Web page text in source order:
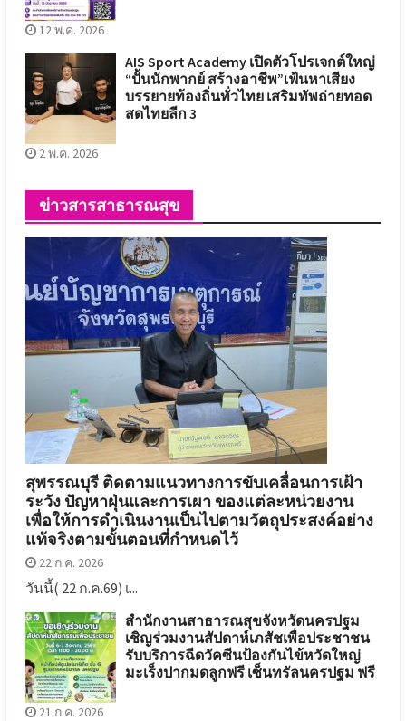
12 พ.ค. 2026
AIS Sport Academy เปิดตัวโปรเจกต์ใหญ่
“ปั้นนักพากย์ สร้างอาชีพ”เฟ้นหาเสียง
บรรยายท้องถิ่นทั่วไทย เสริมทัพถ่ายทอด
สดไทยลีก 3
2 พ.ค. 2026
ข่าวสารสาธารณสุข
สุพรรณบุรี ติดตามแนวทางการขับเคลื่อนการเฝ้า
ระวัง ปัญหาฝุ่นและการเผา ของแต่ละหน่วยงาน
เพื่อให้การดำเนินงานเป็นไปตามวัตถุประสงค์อย่าง
แท้จริงตามขั้นตอนที่กำหนดไว้
22 ก.ค. 2026
วันนี้( 22 ก.ค.69) เ...
สำนักงานสาธารณสุขจังหวัดนครปฐม
เชิญร่วมงานสัปดาห์เภสัชเพื่อประชาชน
รับบริการฉีดวัคซีนป้องกันไข้หวัดใหญ่
มะเร็งปากมดลูกฟรี เซ็นทรัลนครปฐม ฟรี
21 ก.ค. 2026